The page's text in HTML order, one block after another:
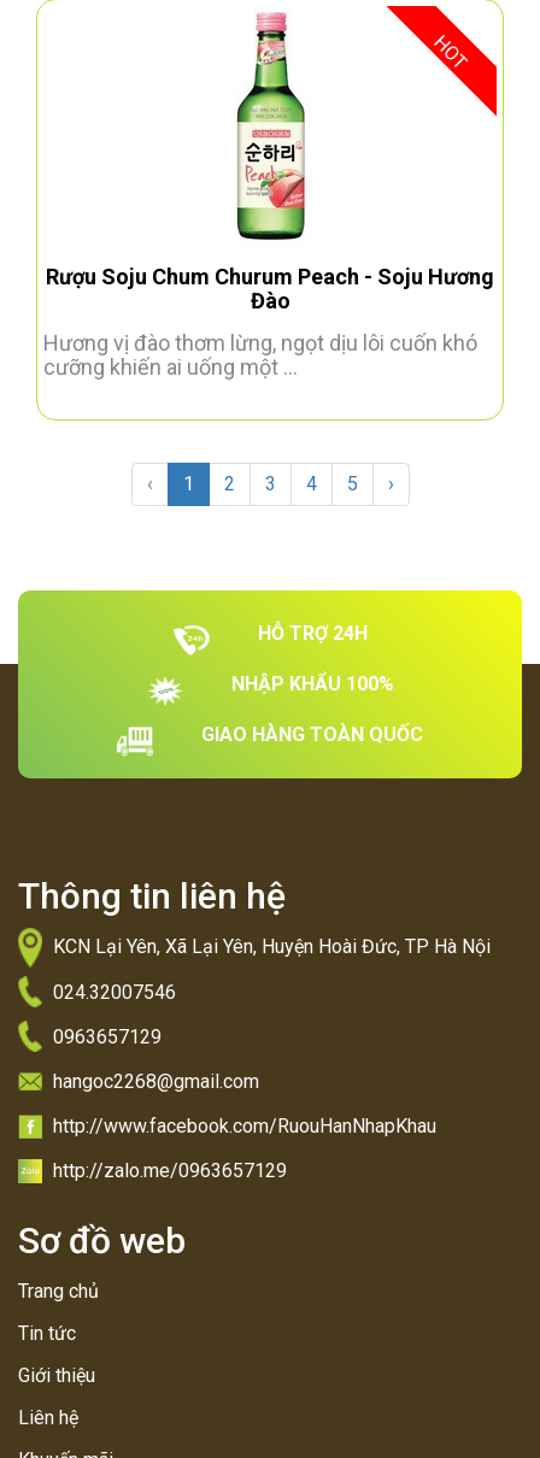
HOT
Rượu Soju Chum Churum Peach - Soju Hương
Đào
Hương vị đào thơm lừng, ngọt dịu lôi cuốn khó
cưỡng khiến ai uống một ...
‹ 1 2 3 4 5 ›
HỖ TRỢ 24H
NHẬP KHẨU 100%
GIAO HÀNG TOÀN QUỐC
Thông tin liên hệ
KCN Lại Yên, Xã Lại Yên, Huyện Hoài Đức, TP Hà Nội
024.32007546
0963657129
hangoc2268@gmail.com
http://www.facebook.com/RuouHanNhapKhau
http://zalo.me/0963657129
Sơ đồ web
Trang chủ
Tin tức
Giới thiệu
Liên hệ